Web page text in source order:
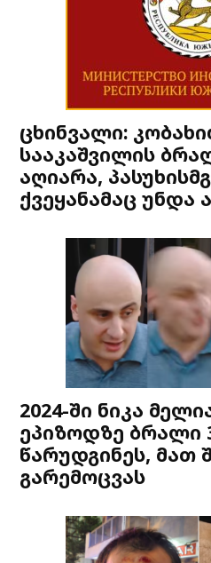
ცხინვალი:
სააკაშვილის
აღიარა,
ქვეყანამაც უნდა
2024-ში ნიკა
ეპიზოდზე ბრალი
წარუდგინეს, მათ
გარემოცვას